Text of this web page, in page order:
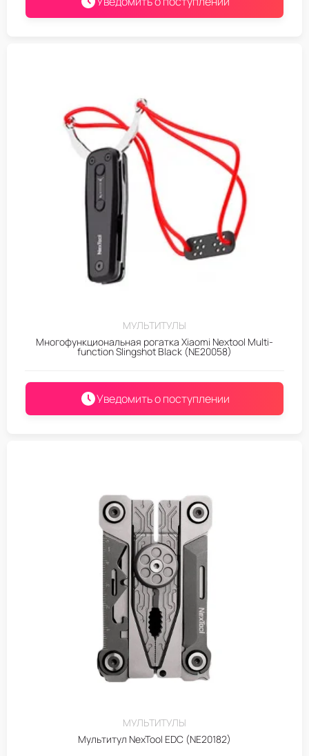
МУЛЬТИТУЛЫ
Многофункциональная рогатка Xiaomi Nextool Multi-
function Slingshot Black (NE20058)
Уведомить о поступлении
МУЛЬТИТУЛЫ
Мультитул NexTool EDC (NE20182)